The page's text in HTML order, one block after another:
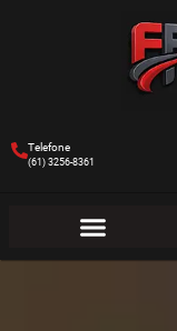
Telefone
(61) 3256-8361